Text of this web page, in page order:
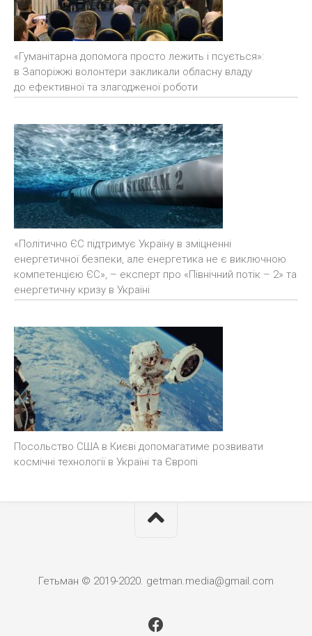
«Гуманітарна допомога просто лежить і псується»:
в Запоріжжі волонтери закликали обласну владу
до ефективної та злагодженої роботи
«Політично ЄС підтримує Україну в зміцненні
енергетичної безпеки, але енергетика не є виключною
компетенцією ЄС», – експерт про «Північний потік – 2» та
енергетичну кризу в Україні
Посольство США в Києві допомагатиме розвивати
космічні технології в Україні та Європі
Гетьман © 2019-2020. getman.media@gmail.com